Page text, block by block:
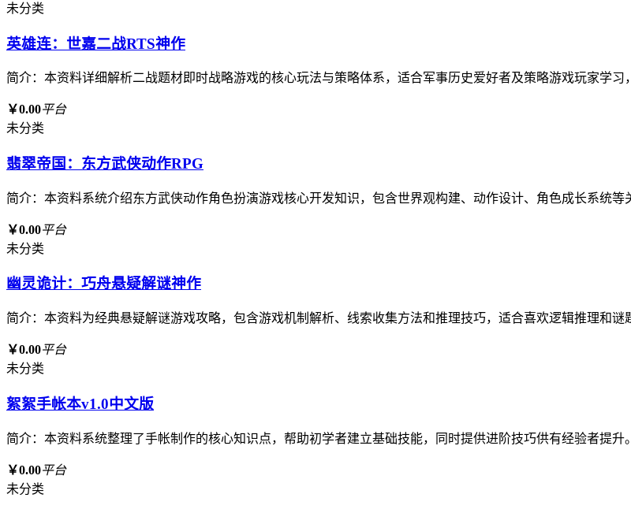
未分类
英雄连：世嘉二战RTS神作
简介：本资料详细解析二战题材即时战略游戏的核心玩法与策略体系，适合军事历史爱好者及策略游戏玩家学
￥0.00平台
未分类
翡翠帝国：东方武侠动作RPG
简介：本资料系统介绍东方武侠动作角色扮演游戏核心开发知识，包含世界观构建、动作设计、角色成长系统
￥0.00平台
未分类
幽灵诡计：巧舟悬疑解谜神作
简介：本资料为经典悬疑解谜游戏攻略，包含游戏机制解析、线索收集方法和推理技巧，适合喜欢逻辑推理和
￥0.00平台
未分类
絮絮手帐本v1.0中文版
简介：本资料系统整理了手帐制作的核心知识点，帮助初学者建立基础技能，同时提供进阶技巧供有经验者提
￥0.00平台
未分类